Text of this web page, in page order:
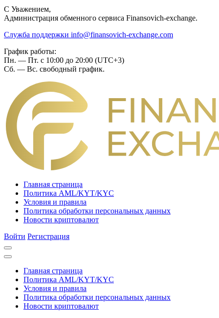
C Уважением,
Администрация обменного сервиса Finansovich-exchange.
Служба поддержки info@finansovich-exchange.com
График работы:
Пн. — Пт. с 10:00 до 20:00 (UTC+3)
Сб. — Вс. свободный график.
Главная страница
Политика AML/KYT/KYC
Условия и правила
Политика обработки персональных данных
Новости криптовалют
Войти Регистрация
Главная страница
Политика AML/KYT/KYC
Условия и правила
Политика обработки персональных данных
Новости криптовалют